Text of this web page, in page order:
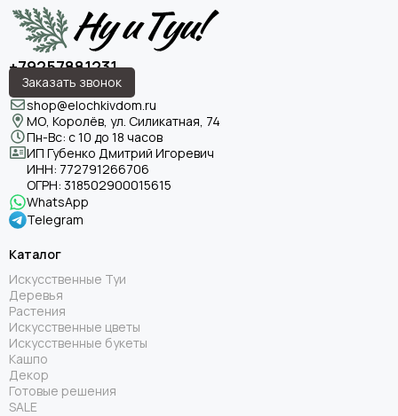
+79257881231
Заказать звонок
shop@elochkivdom.ru
МО, Королёв, ул. Силикатная, 74
Пн-Вс: с 10 до 18 часов
ИП Губенко Дмитрий Игоревич
ИНН: 772791266706
ОГРН: 318502900015615
WhatsApp
Telegram
Каталог
Искусственные Туи
Деревья
Растения
Искусственные цветы
Искусственные букеты
Кашпо
Декор
Готовые решения
SALE